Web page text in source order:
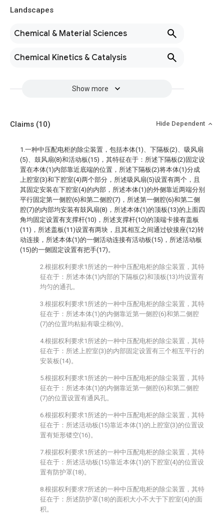
Landscapes
Chemical & Material Sciences
Chemical Kinetics & Catalysis
Show more
Claims (10) Hide Dependent
1.一种中压配电柜的除尘装置，包括本体(1)、下隔板(2)、吸风扇
(5)、鼓风扇(8)和活动板(15)，其特征在于：所述下隔板(2)固定设
置在本体(1)内部靠近底端的位置，所述下隔板(2)将本体(1)分成
上腔室(3)和下腔室(4)两个部分，所述吸风扇(5)设置有两个，且
其固定安装在下腔室(4)的内部，所述本体(1)的外侧靠近两端分别
平行固定第一侧腔(6)和第二侧腔(7)，所述第一侧腔(6)和第二侧
腔(7)的内部均安装有鼓风扇(8)，所述本体(1)的顶板(13)的上面四
角均固定设置有支撑杆(10)，所述支撑杆(10)的顶端卡接有盖板
(11)，所述盖板(11)设置有两块，且其相互之间通过铰接座(12)转
动连接，所述本体(1)的一侧活动连接有活动板(15)，所述活动板
(15)的一侧固定设置有把手(17)。
2.根据权利要求1所述的一种中压配电柜的除尘装置，其特
征在于：所述本体(1)内部的下隔板(2)和顶板(13)均设置有
均匀的通孔。
3.根据权利要求1所述的一种中压配电柜的除尘装置，其特
征在于：所述本体(1)的内侧靠近第一侧腔(6)和第二侧腔
(7)的位置均粘贴有吸尘棉(9)。
4.根据权利要求1所述的一种中压配电柜的除尘装置，其特
征在于：所述上腔室(3)的内部固定设置有三个相互平行的
安装板(14)。
5.根据权利要求1所述的一种中压配电柜的除尘装置，其特
征在于：所述本体(1)的内侧靠近第一侧腔(6)和第二侧腔
(7)的位置设置有通风孔。
6.根据权利要求1所述的一种中压配电柜的除尘装置，其特
征在于：所述活动板(15)靠近本体(1)的上腔室(3)的位置设
置有矩形镂空(16)。
7.根据权利要求1所述的一种中压配电柜的除尘装置，其特
征在于：所述活动板(15)靠近本体(1)的下腔室(4)的位置设
置有防护罩(18)。
8.根据权利要求7所述的一种中压配电柜的除尘装置，其特
征在于：所述防护罩(18)的面积大小不大于下腔室(4)的面
积。